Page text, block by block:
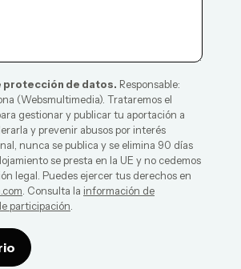
protección de datos. Responsable:
(Websmultimedia). Trataremos el
gestionar y publicar tu aportación a
y prevenir abusos por interés
nunca se publica y se elimina 90 días
se presta en la UE y no cedemos
legal. Puedes ejercer tus derechos en
. Consulta la información de
participación.